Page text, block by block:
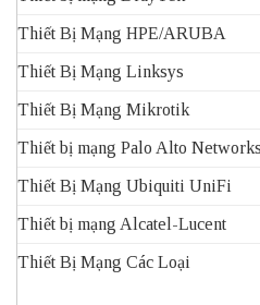
Thiết Bị Mạng HPE/ARUBA
Thiết Bị Mạng Linksys
Thiết Bị Mạng Mikrotik
Thiết bị mạng Palo Alto Networks
Thiết Bị Mạng Ubiquiti UniFi
Thiết bị mạng Alcatel-Lucent
Thiết Bị Mạng Các Loại